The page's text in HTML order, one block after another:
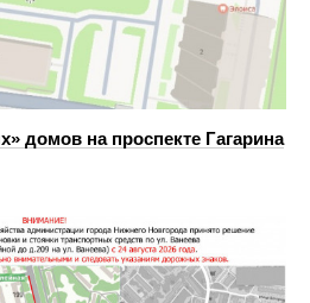
домов на проспекте Гагарина